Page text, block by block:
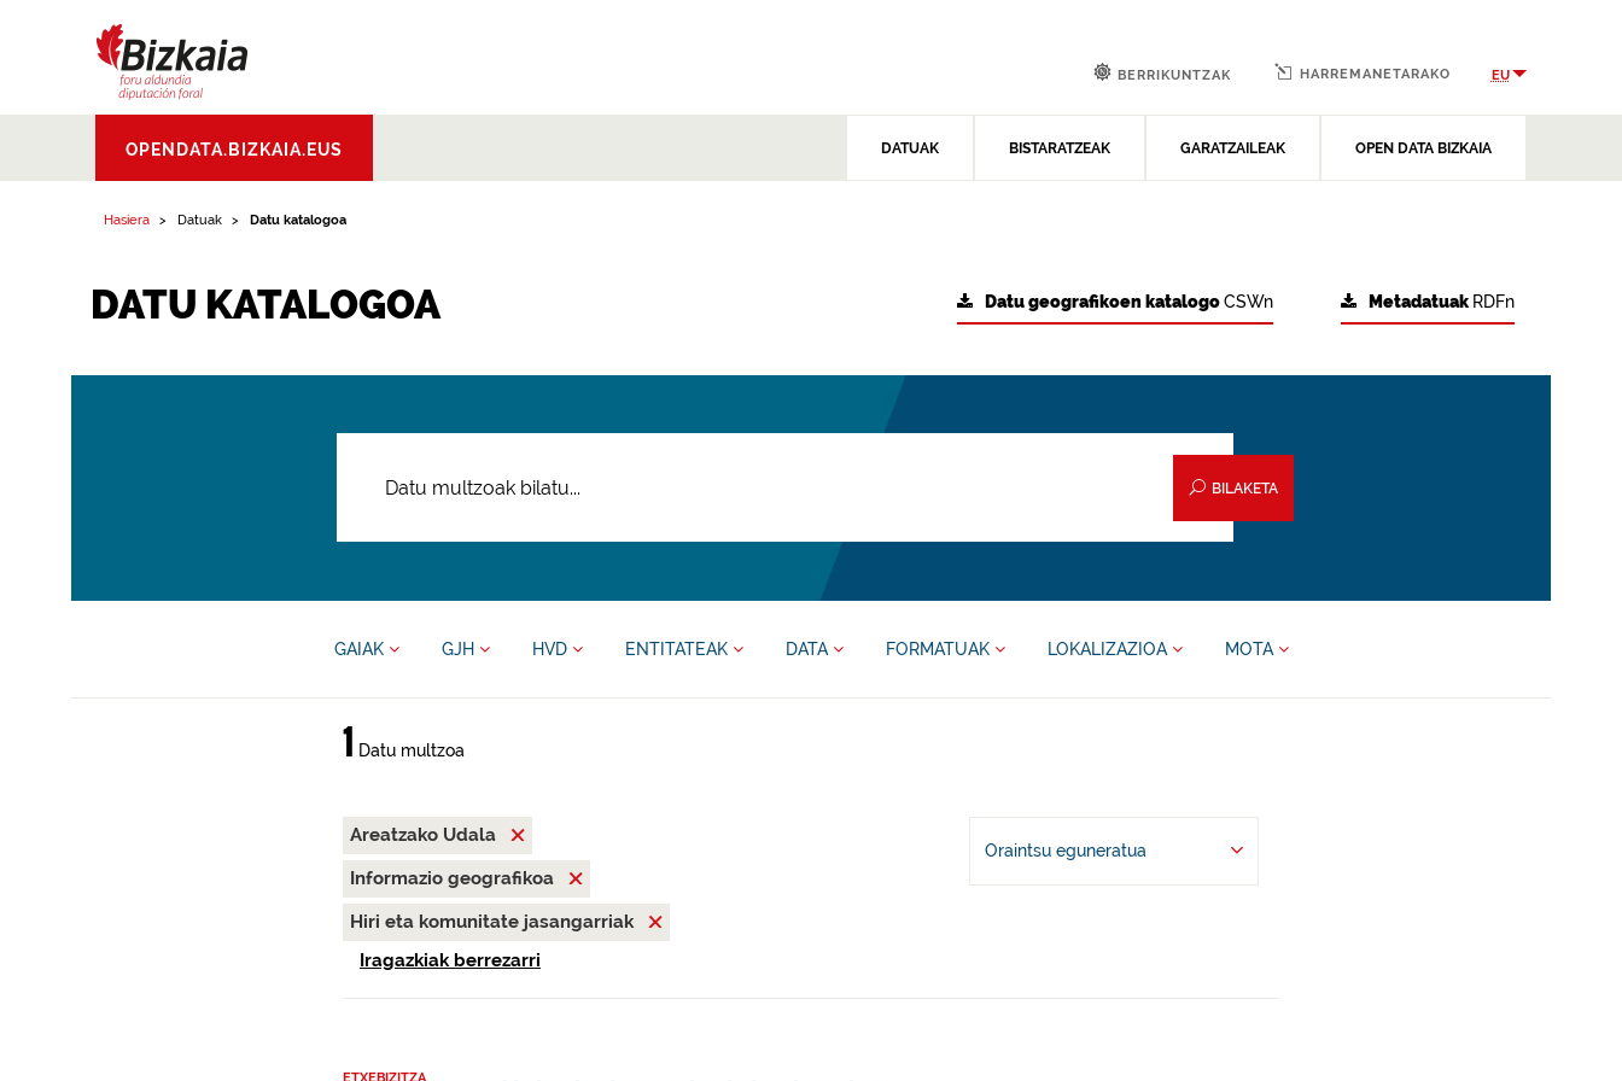
Aldundia.Diputacion
Foral de Bizkaia
OPENDATA.BIZKAIA.EUS DATUAK BISTARATZEAK GARATZAILEAK OPEN DATA BIZKAIA
BERRIKUNTZAK HARREMANETARAKO EU
Hasiera Datuak Datu katalogoa
DATU KATALOGOA Metadatuak RDFn
Datu geografikoen katalogoCSWn
BILAKETA
GAIAK GJH HVD ENTITATEAK DATA FORMATUAK LOKALIZAZIOA MOTA
1 Datu multzoa
Areatzako Udala
Informazio geografikoa
Hiri eta komunitate jasangarriak
Iragazkiak berrezarri
Oraintsu eguneratua